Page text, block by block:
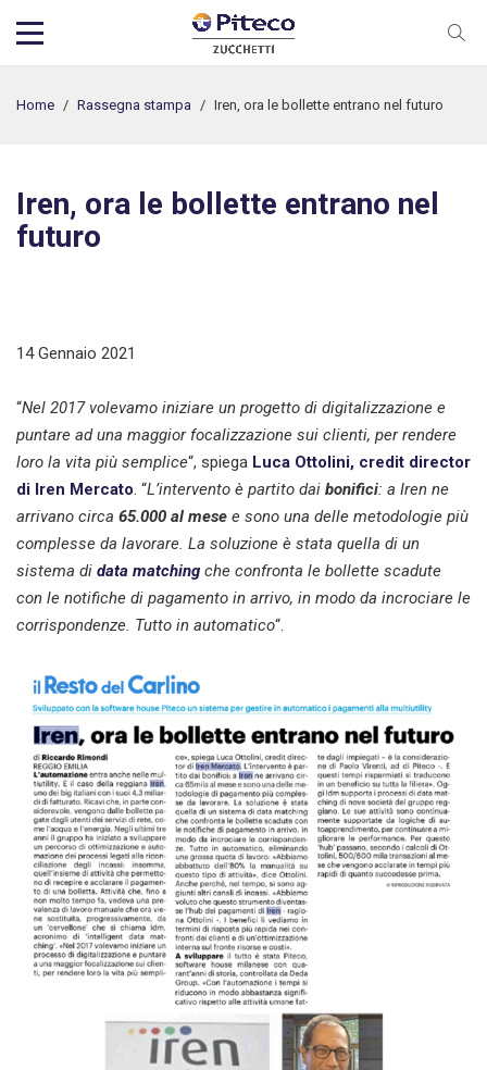
Home / Rassegna stampa / Iren, ora le bollette entrano nel futuro
Iren, ora le bollette entrano nel
futuro
14 Gennaio 2021
“Nel 2017 volevamo iniziare un progetto di digitalizzazione e
puntare ad una maggior focalizzazione sui clienti, per rendere
loro la vita più semplice“, spiega Luca Ottolini, credit director
di Iren Mercato . “L’intervento è partito dai bonifici: a Iren ne
arrivano circa 65.000 al mese e sono una delle metodologie più
complesse da lavorare. La soluzione è stata quella di un
sistema di data matching che confronta le bollette scadute
con le notifiche di pagamento in arrivo, in modo da incrociare le
corrispondenze. Tutto in automatico“.